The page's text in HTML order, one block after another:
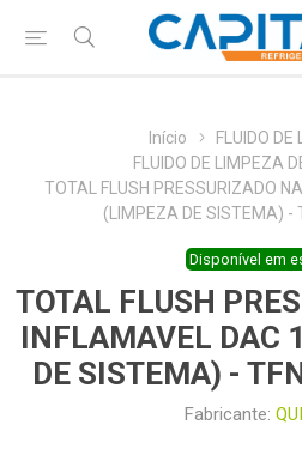
Início
FLUIDO DE
FLUIDO DE LIMPEZA
TOTAL FLUSH PRESSURIZADO
(LIMPEZA DE SISTEMA) -
Disponível em
TOTAL FLUSH
INFLAMAVEL DAC
DE SISTEMA) -
Fabricante: